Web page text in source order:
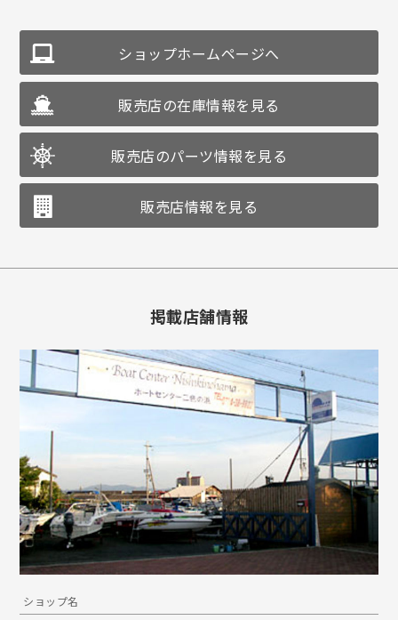
ショップホームページへ
販売店の在庫情報を見る
販売店のパーツ情報を見る
販売店情報を見る
掲載店舗情報
ショップ名